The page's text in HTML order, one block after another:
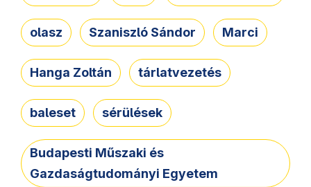
olasz Szaniszló Sándor Marci
Hanga Zoltán tárlatvezetés
baleset sérülések
Budapesti Műszaki és
Gazdaságtudományi Egyetem